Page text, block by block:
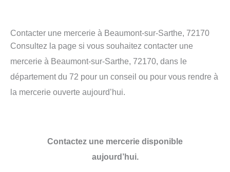
Contacter une mercerie à Beaumont-sur-Sarthe, 72170
Consultez la page si vous souhaitez contacter une
mercerie à Beaumont-sur-Sarthe, 72170, dans le
département du 72 pour un conseil ou pour vous rendre à
la mercerie ouverte aujourd’hui.
Contactez une mercerie disponible
aujourd’hui.